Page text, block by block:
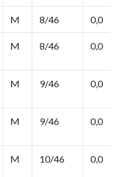
M 8/46 0,0
M 8/46 0,0
M 9/46 0,0
M 9/46 0,0
M 10/46 0,0